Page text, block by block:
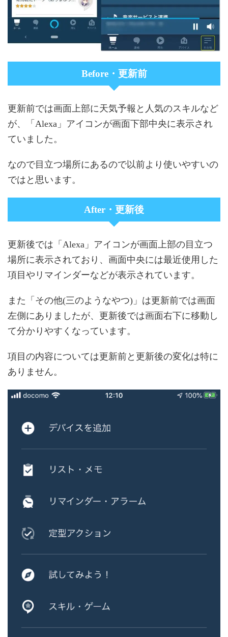
Before・更新前
更新前では画面上部に天気予報と人気のスキルなど
が、「Alexa」アイコンが画面下部中央に表示され
ていました。
なので目立つ場所にあるので以前より使いやすいの
ではと思います。
After・更新後
更新後では「Alexa」アイコンが画面上部の目立つ
場所に表示されており、画面中央には最近使用した
項目やリマインダーなどが表示されています。
また「その他(三のようなやつ)」は更新前では画面
左側にありましたが、更新後では画面右下に移動し
て分かりやすくなっています。
項目の内容については更新前と更新後の変化は特に
ありません。